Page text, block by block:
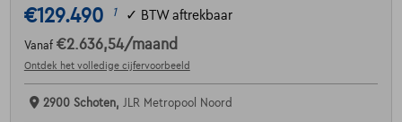
€129.490 1 ✓ BTW aftrekbaar
Vanaf €2.636,54/maand
Ontdek het volledige cijfervoorbeeld
2900 Schoten, JLR Metropool Noord